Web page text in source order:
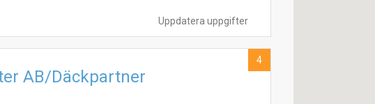
Uppdatera uppgifter
AB/Däckpartner
4